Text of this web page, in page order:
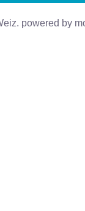
powered by